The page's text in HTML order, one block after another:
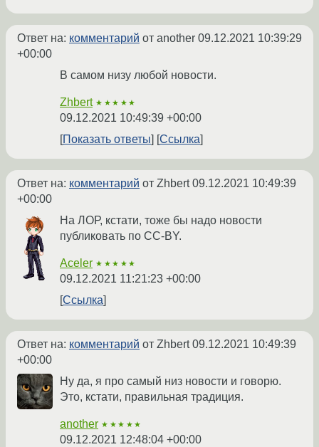
Ответ на: комментарий от another 09.12.2021 10:39:29
+00:00
В самом низу любой новости.
Zhbert ★★★★★
09.12.2021 10:49:39 +00:00
Показать ответы
Ссылка
Ответ на: комментарий от Zhbert09.12.2021 10:49:39
+00:00
На ЛОР, кстати, тоже бы надо новости
публиковать по CC-BY.
Aceler ★★★★★
09.12.2021 11:21:23 +00:00
Ссылка
Ответ на: комментарий от Zhbert09.12.2021 10:49:39
+00:00
Ну да, я про самый низ новости и говорю.
Это, кстати, правильная традиция.
another ★★★★★
09.12.2021 12:48:04 +00:00